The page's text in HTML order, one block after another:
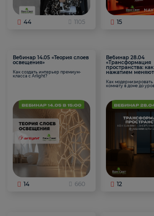
44 1105 15
Вебинар 14.05 «Теория слоев
освещения»
Как создать интерьер премиум-
класса с Arlight?
14 660
Вебинар 28.04
«Трансформация
пространства:
нажатием
Как
комнату в доме до
12